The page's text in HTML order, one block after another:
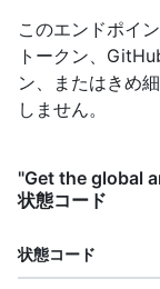
このエンドポイ
トークン、
ン、またはきめ
しません。
"Get the global
状態コード
状態コード